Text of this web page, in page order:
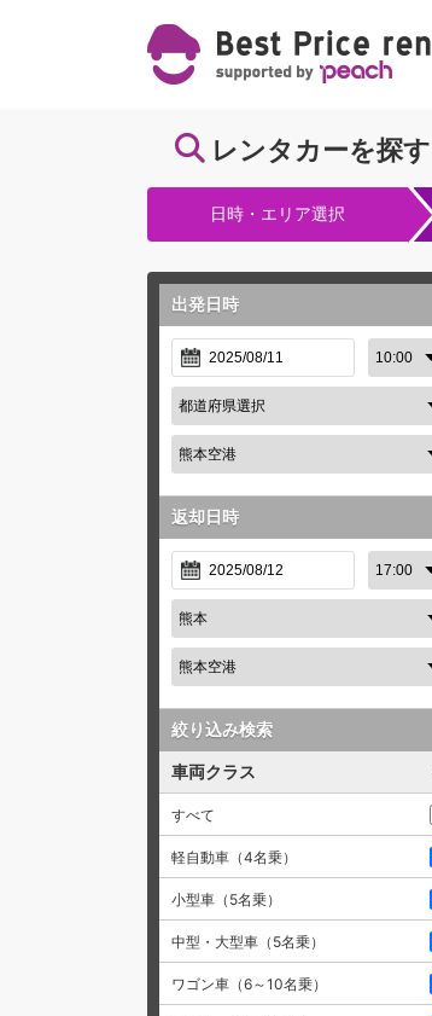
レンタカーを探す
日時・エリア選択
出発日時
返却日時
絞り込み検索
車両クラス
すべて
軽自動車（4名乗）
小型車（5名乗）
中型・大型車（5名乗）
ワゴン車（6～10名乗）